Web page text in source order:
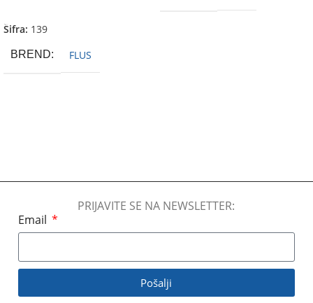
Šifra: 139
BREND FLUS
PRIJAVITE SE NA NEWSLETTER:
Email
Pošalji